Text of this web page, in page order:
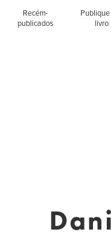
Recém-
publicados
Publique
livro